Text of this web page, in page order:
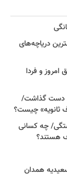
آبی/ بهترین دریاچه‌های
امروز و فردا
مصدوم روی دست گذاشت/
ثانویه» چیست؟
چه کسانی
هستند؟
همدان